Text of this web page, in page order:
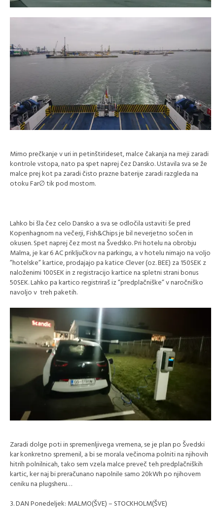
Mirno prečkanje v uri in petinštirideset, malce čakanja na meji zaradi
kontrole vstopa, nato pa spet naprej čez Dansko. Ustavila sva se že
malce prej kot pa zaradi čisto prazne baterije zaradi razgleda na
otoku Far∅ tik pod mostom.
Lahko bi šla čez celo Dansko a sva se odločila ustaviti še pred
Kopenhagnom na večerji, Fish&Chips je bil neverjetno sočen in
okusen. Spet naprej čez most na Švedsko. Pri hotelu na obrobju
Malma, je kar 6 AC priključkov na parkingu, a v hotelu nimajo na voljo
”hotelske” kartice, prodajajo pa katice Clever (oz. BEE) za 150SEK z
naloženimi 100SEK in z registracijo kartice na spletni strani bonus
50SEK. Lahko pa kartico registriraš iz ”predplačniške” v naročniško
navoljo v treh paketih.
Zaradi dolge poti in spremenljivega vremena, se je plan po Švedski
kar konkretno spremenil, a bi se morala večinoma polniti na njihovih
hitrih polnilnicah, tako sem vzela malce preveč teh predplačniških
kartic, ker naj bi preračunano napolnile samo 20kWh po njihovem
ceniku na plugsheru…
3. DAN Ponedeljek: MALMO(ŠVE) – STOCKHOLM(ŠVE)